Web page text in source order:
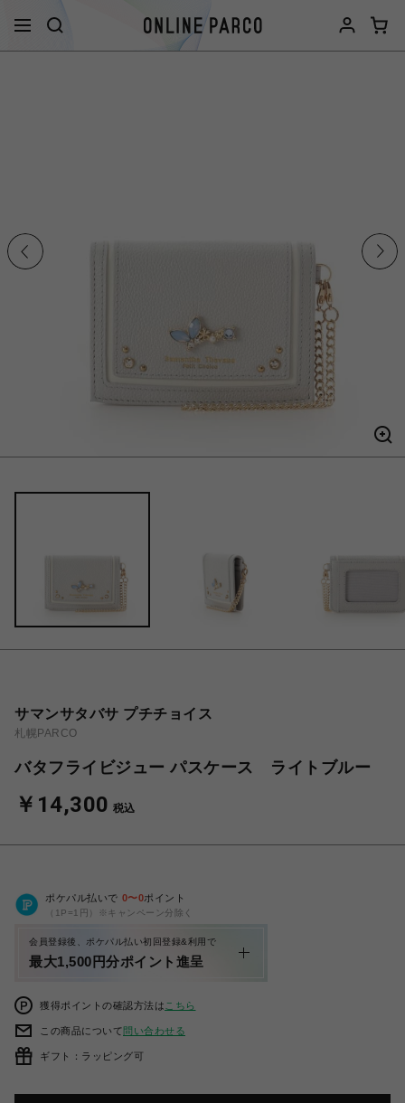
サマンサタバサ プチチョイス
札幌PARCO
バタフライビジュー パスケース ライトブルー
￥14,300 税込
ポケパル払いで 0〜0ポイント
（1P=1円）※キャンペーン分除く
会員登録後、ポケパル払い初回登録&利用で
最大1,500円分ポイント進呈
獲得ポイントの確認方法は こちら
この商品について問い合わせる
ギフト：ラッピング可